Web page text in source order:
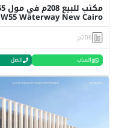
W55 Waterway New Cairo
208م
واتساب اتصل